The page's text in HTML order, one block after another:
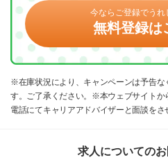
今ならご登録でうれ
無料登録は
※在庫状況により、キャンペーンは予告な
す。ご了承ください。※本ウェブサイトか
電話にてキャリアアドバイザーと面談をさ
求人についての